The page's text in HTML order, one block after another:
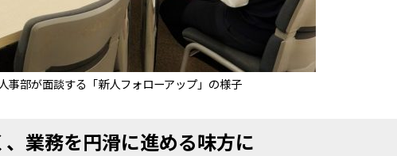
事部が面談する「新人フォローアップ」の様子
業務を円滑に進める味方に